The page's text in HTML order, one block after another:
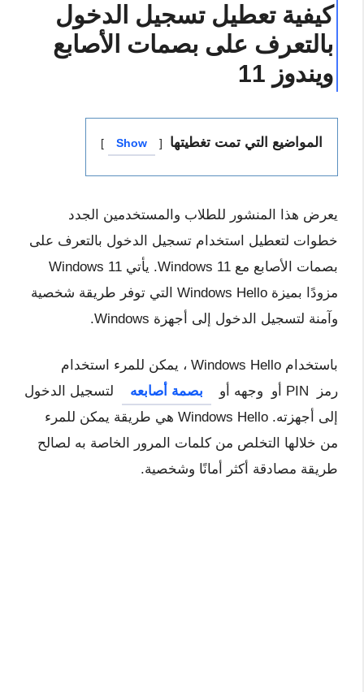
كيفية تعطيل تسجيل الدخول
بالتعرف على بصمات الأصابع
ويندوز 11
المواضيع التي تمت تغطيتها Show
يعرض هذا المنشور للطلاب والمستخدمين الجدد
خطوات لتعطيل استخدام تسجيل الدخول بالتعرف على
بصمات الأصابع مع Windows 11. يأتي Windows 11
مزودًا بميزة Windows Hello التي توفر طريقة شخصية
وآمنة لتسجيل الدخول إلى أجهزة Windows.
باستخدام Windows Hello ، يمكن للمرء استخدام
رمز
PIN أو وجهه أو بصمة أصابعه
لتسجيل الدخول
إلى أجهزته. Windows Hello هي طريقة يمكن للمرء
من خلالها التخلص من كلمات المرور الخاصة به لصالح
طريقة مصادقة أكثر أمانًا وشخصية.